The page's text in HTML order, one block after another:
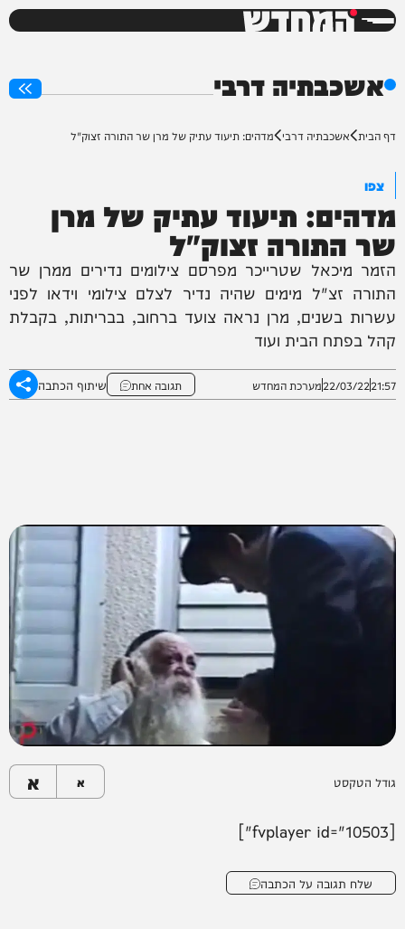
המחדש
אשכבתיה דרבי
דף הבית אשכבתיה דרבי מדהים: תיעוד עתיק של מרן שר התורה זצוק"ל
צפו
מדהים: תיעוד עתיק של מרן
שר התורה זצוק"ל
הזמר מיכאל שטרייכר מפרסם צילומים נדירים ממרן שר
התורה זצ"ל מימים שהיה נדיר לצלם צילומי וידאו לפני
עשרות בשנים, מרן נראה צועד ברחוב, בבריתות, בקבלת
קהל בפתח הבית ועוד
21:57
22/03/22מערכת המחדש תגובה אחת שיתוף הכתבה
גודל הטקסט א א
[fvplayer id="10503"]
שלח תגובה על הכתבה